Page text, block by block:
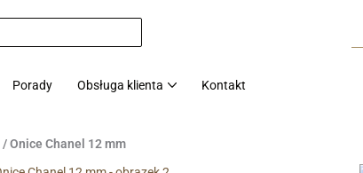
Porady Obsługa klienta Kontakt
/ Onice Chanel 12 mm